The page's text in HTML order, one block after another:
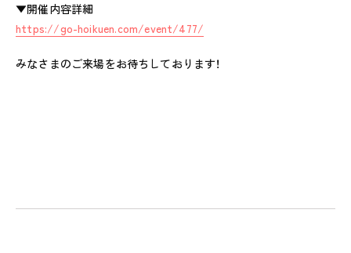
ピノキオハウス
PINOKIO'S HOUSE
cocoiro
▼開催内容詳細
https://go-hoikuen.com/event/477/
みなさまのご来場をお待ちしております！